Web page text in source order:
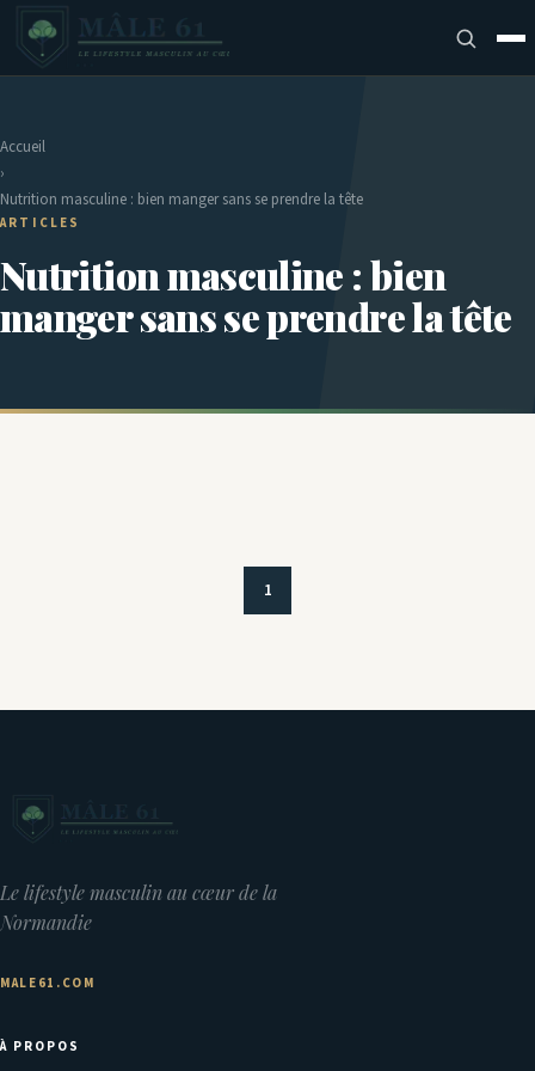
Accueil
›
Nutrition masculine : bien manger sans se prendre la tête
ARTICLES
Nutrition masculine : bien
manger sans se prendre la tête
1
Le lifestyle masculin au cœur de la
Normandie
MALE61.COM
À PROPOS